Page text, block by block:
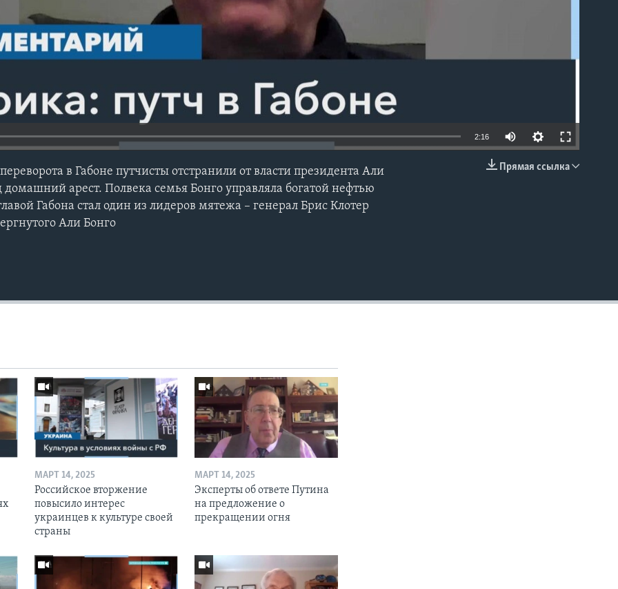
2:16
Прямая ссылка
в Габоне путчисты отстранили от власти президента Али
домашний арест. Полвека семья Бонго управляла богатой нефтью
Габона стал один из лидеров мятежа – генерал Брис Клотер
Али Бонго
МАРТ 14, 2025
Российское вторжение
повысило интерес
украинцев к культуре своей
страны
МАРТ 14, 2025
Эксперты об ответе Путина
на предложение о
прекращении огня